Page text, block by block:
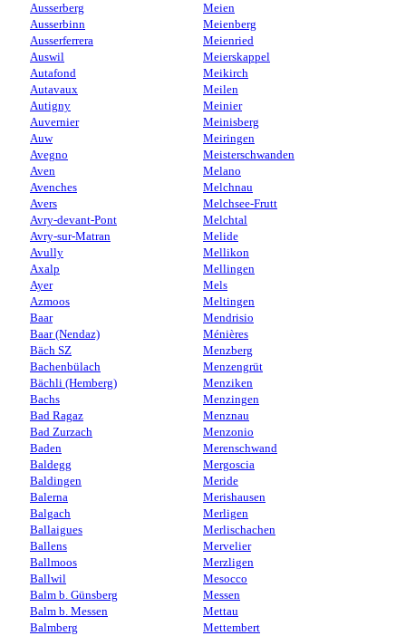
Ausserberg
Ausserbinn
Ausserferrera
Auswil
Autafond
Autavaux
Autigny
Auvernier
Auw
Avegno
Aven
Avenches
Avers
Avry-devant-Pont
Avry-sur-Matran
Avully
Axalp
Ayer
Azmoos
Baar
Baar (Nendaz)
Bäch SZ
Bachenbülach
Bächli (Hemberg)
Bachs
Bad Ragaz
Bad Zurzach
Baden
Baldegg
Baldingen
Balerna
Balgach
Ballaigues
Ballens
Ballmoos
Ballwil
Balm b. Günsberg
Balm b. Messen
Balmberg
Meien
Meienberg
Meienried
Meierskappel
Meikirch
Meilen
Meinier
Meinisberg
Meiringen
Meisterschwanden
Melano
Melchnau
Melchsee-Frutt
Melchtal
Melide
Mellikon
Mellingen
Mels
Meltingen
Mendrisio
Ménières
Menzberg
Menzengrüt
Menziken
Menzingen
Menznau
Menzonio
Merenschwand
Mergoscia
Meride
Merishausen
Merligen
Merlischachen
Mervelier
Merzligen
Mesocco
Messen
Mettau
Mettembert